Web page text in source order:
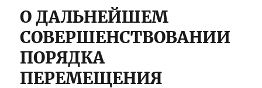
О ДАЛЬНЕЙШЕМ
СОВЕРШЕНСТВОВАНИИ
ПОРЯДКА
ПЕРЕМЕЩЕНИЯ